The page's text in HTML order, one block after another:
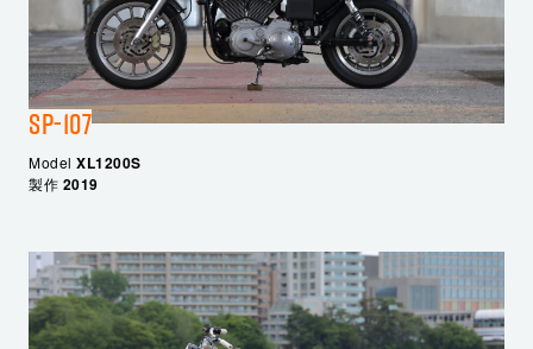
SP-107
Model XL1200S
製作 2019